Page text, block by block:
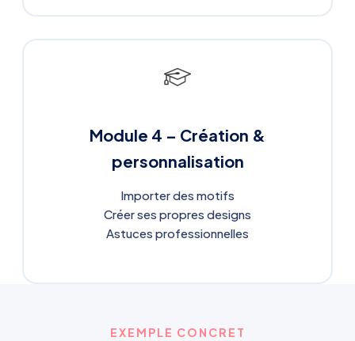
Module 4 – Création &
personnalisation
Importer des motifs
Créer ses propres designs
Astuces professionnelles
EXEMPLE CONCRET